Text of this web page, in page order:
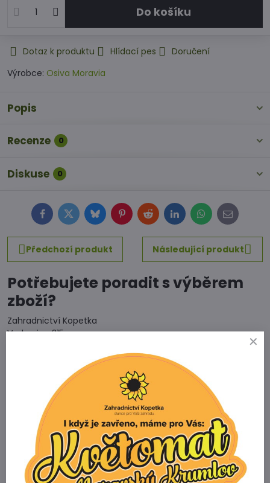
Do košíku
Dotaz k produktu Hlídací pes
Doručení
Výrobce: Osiva Moravia
Popis
Recenze 0
Diskuse 0
FacebookTwitterBlueskyPinterestRedditLinkedInWhatsApp
E-
mail
Předchozí produkt
Následující produkt
Potřebujete poradit s výběrem
zboží?
Zahradnictví Kopetka
Vedrovice 315
Telefon
+420 731 103 985
Prodejna
+420 607 042 662
Email
info@zahradnictvikopetka.cz